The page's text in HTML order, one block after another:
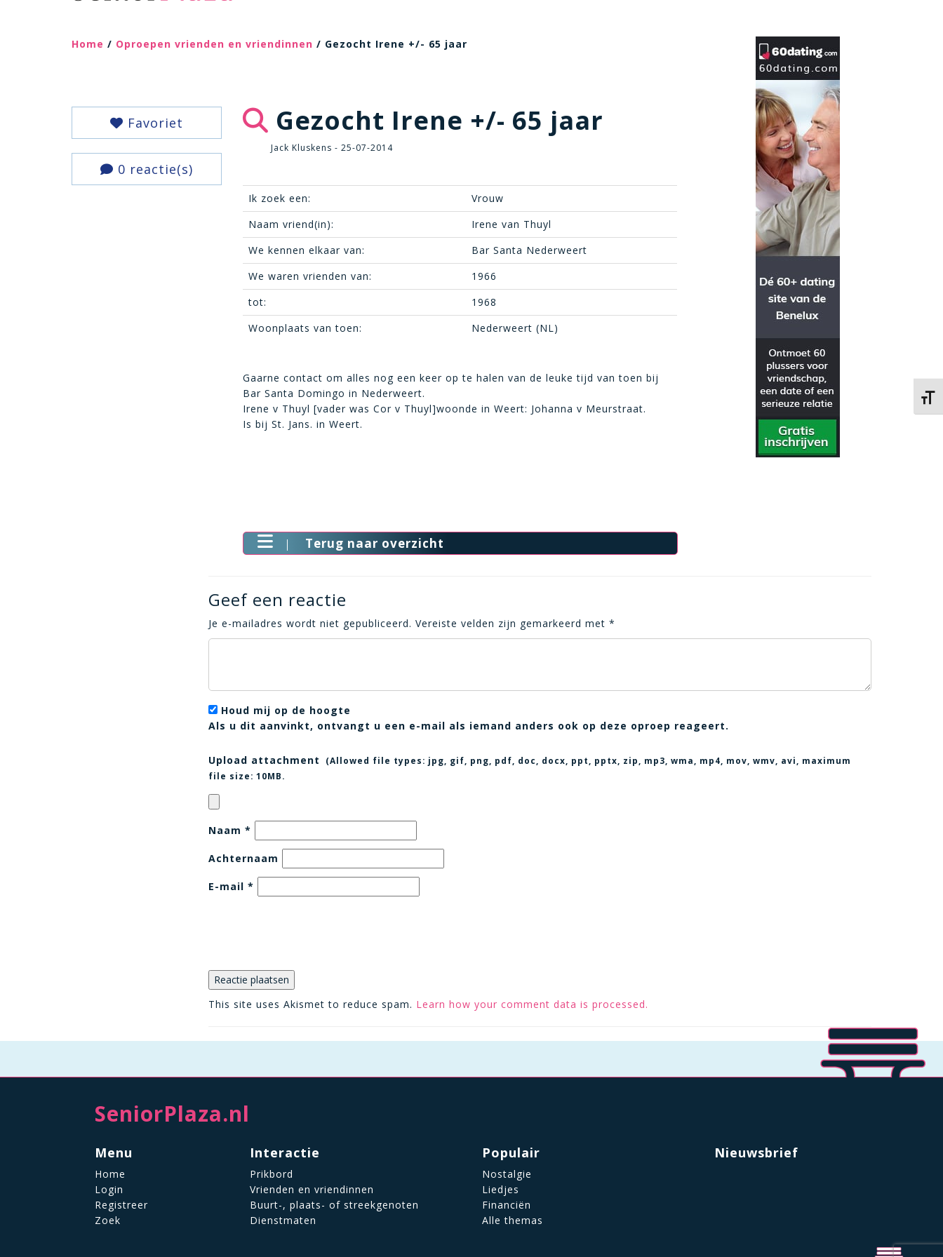
Home / Oproepen vrienden en vriendinnen / Gezocht Irene +/- 65 jaar
Favoriet
0 reactie(s)
Gezocht Irene +/- 65 jaar
Jack Kluskens - 25-07-2014
Ik zoek een:
Vrouw
Naam vriend(in):
Irene van Thuyl
We kennen elkaar van:
Bar Santa Nederweert
We waren vrienden van:
1966
tot:
1968
Woonplaats van toen:
Nederweert (NL)
Gaarne contact om alles nog een keer op te halen van de leuke tijd van toen bij
Bar Santa Domingo in Nederweert.
Irene v Thuyl [vader was Cor v Thuyl]woonde in Weert: Johanna v Meurstraat.
Is bij St. Jans. in Weert.
Terug naar overzicht
Geef een reactie
Je e-mailadres wordt niet gepubliceerd. Vereiste velden zijn gemarkeerd met *
Houd mij op de hoogte
Als u dit aanvinkt, ontvangt u een e-mail als iemand anders ook op deze oproep reageert.
Upload attachment (Allowed file types: jpg, gif, png, pdf, doc, docx, ppt, pptx, zip, mp3, wma, mp4, mov, wmv, avi
, maximum
file size: 10MB.
Naam *
Achternaam
E-mail *
This site uses Akismet to reduce spam. Learn how your comment data is processed.
SeniorPlaza.nl
Menu
Home
Login
Registreer
Zoek
Interactie
Prikbord
Vrienden en vriendinnen
Buurt-, plaats- of streekgenoten
Dienstmaten
Populair
Nostalgie
Liedjes
Financiën
Alle themas
Nieuwsbrief